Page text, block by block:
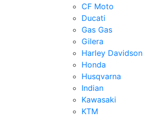
CF Moto
Ducati
Gas Gas
Gilera
Harley Davidson
Honda
Husqvarna
Indian
Kawasaki
KTM